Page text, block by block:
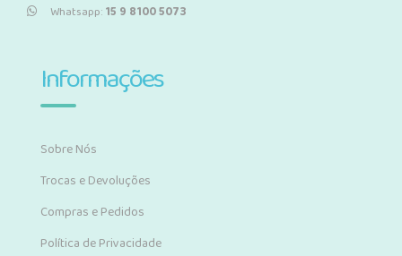
Whatsapp:15 9 8100 5073
Informações
Sobre Nós
Trocas e Devoluções
Compras e Pedidos
Política de Privacidade